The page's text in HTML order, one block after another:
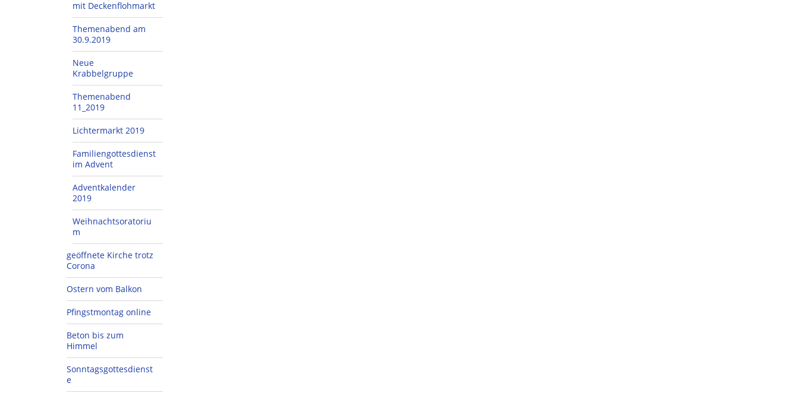
mit Deckenflohmarkt
Themenabend am
30.9.2019
Neue
Krabbelgruppe
Themenabend
11_2019
Lichtermarkt 2019
Familiengottesdienst
im Advent
Adventkalender
2019
Weihnachtsoratoriu
m
geöffnete Kirche trotz
Corona
Ostern vom Balkon
Pfingstmontag online
Beton bis zum
Himmel
Sonntagsgottesdienst
e